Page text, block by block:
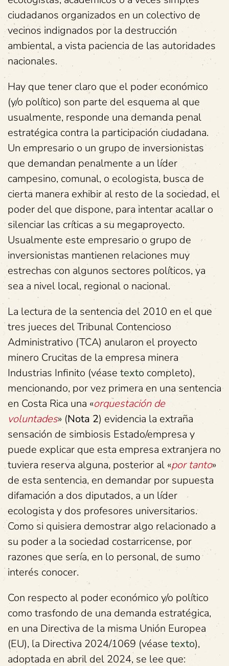
ciudadanos organizados en un colectivo de
vecinos indignados por la destrucción
ambiental, a vista paciencia de las autoridades
nacionales.
Hay que tener claro que el poder económico
(y/o político) son parte del esquema al que
usualmente, responde una demanda penal
estratégica contra la participación ciudadana.
Un empresario o un grupo de inversionistas
que demandan penalmente a un líder
campesino, comunal, o ecologista, busca de
cierta manera exhibir al resto de la sociedad, el
poder del que dispone, para intentar acallar o
silenciar las críticas a su megaproyecto.
Usualmente este empresario o grupo de
inversionistas mantienen relaciones muy
estrechas con algunos sectores políticos, ya
sea a nivel local, regional o nacional.
La lectura de la sentencia del 2010 en el que
tres jueces del Tribunal Contencioso
Administrativo (TCA) anularon el proyecto
minero Crucitas de la empresa minera
Industrias Infinito (véase texto completo),
mencionando, por vez primera en una sentencia
en Costa Rica una «orquestación de
voluntades» (Nota 2) evidencia la extraña
sensación de simbiosis Estado/empresa y
puede explicar que esta empresa extranjera no
tuviera reserva alguna, posterior al «por tanto»
de esta sentencia, en demandar por supuesta
difamación a dos diputados, a un líder
ecologista y dos profesores universitarios.
Como si quisiera demostrar algo relacionado a
su poder a la sociedad costarricense, por
razones que sería, en lo personal, de sumo
interés conocer.
Con respecto al poder económico y/o político
como trasfondo de una demanda estratégica,
en una Directiva de la misma Unión Europea
(EU), la Directiva 2024/1069 (véase texto),
adoptada en abril del 2024, se lee que: